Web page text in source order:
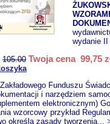
WZORAMI
wydanie II
105.00 Twoja cena 99,75
Funduszu
i narzędziem
elektronicznym)
wzorcowy przykład
określa zasady tworzenia...